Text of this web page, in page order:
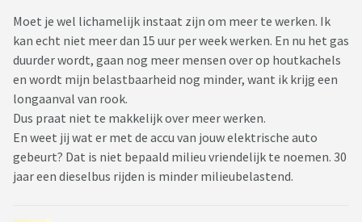
Moet je wel lichamelijk instaat zijn om meer te werken. Ik
kan echt niet meer dan 15 uur per week werken. En nu het gas
duurder wordt, gaan nog meer mensen over op houtkachels
en wordt mijn belastbaarheid nog minder, want ik krijg een
longaanval van rook.
Dus praat niet te makkelijk over meer werken.
En weet jij wat er met de accu van jouw elektrische auto
gebeurt? Dat is niet bepaald milieu vriendelijk te noemen. 30
jaar een dieselbus rijden is minder milieubelastend.